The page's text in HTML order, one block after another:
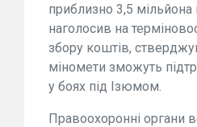
приблизно 3,5 мільйона
наголосив на
збору коштів,
міномети зможуть
у боях під Ізюмом.
Правоохоронні органи